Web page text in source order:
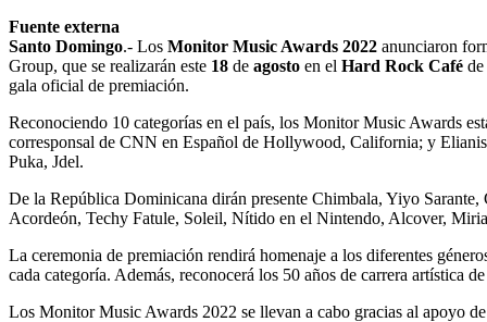
Fuente externa
Santo Domingo.- Los Monitor Music Awards 2022 anunciaron
Group, que se realizarán este 18 de agosto en el Hard Rock Café
gala oficial de premiación.
Reconociendo 10 categorías en el país, los Monitor Music Awards
corresponsal de CNN en Español de Hollywood, California; y
Puka, Jdel.
De la República Dominicana dirán presente Chimbala, Yiyo
Acordeón, Techy Fatule, Soleil, Nítido en el Nintendo, Alcover,
La ceremonia de premiación rendirá homenaje a los diferentes
cada categoría. Además, reconocerá los 50 años de carrera artística
Los Monitor Music Awards 2022 se llevan a cabo gracias al apoyo